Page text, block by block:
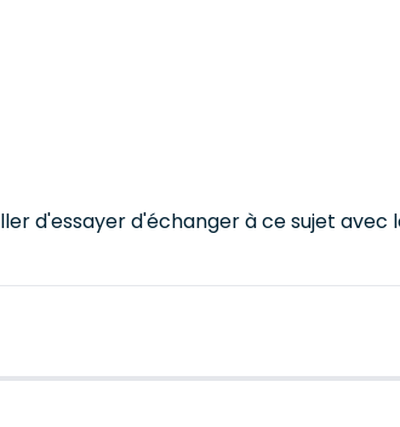
d'essayer d'échanger à ce sujet